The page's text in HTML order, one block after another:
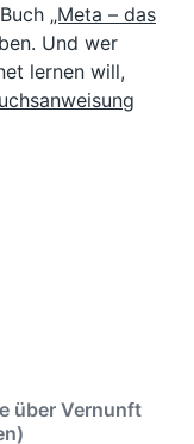
„Meta – das
Und wer
lernen will,
über Vernunft